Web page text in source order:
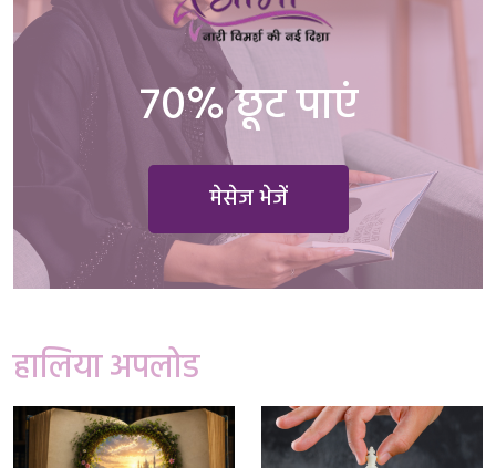
70% छूट पाएं
मेसेज भेजें
हालिया अपलोड